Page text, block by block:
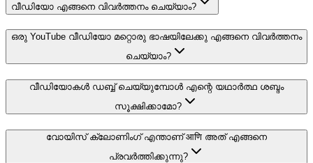
വീഡിയോ എങ്ങനെ വിവർത്തനം ചെയ്യാം?
ഒരു YouTube വീഡിയോ മറ്റൊരു ഭാഷയിലേക്കു എങ്ങനെ വിവർത്തനം
ചെയ്യാം?
വീഡിയോകൾ ഡബ്ബ് ചെയ്യുമ്പോൾ എന്റെ യഥാർത്ഥ ശബ്ദം
സൂക്ഷിക്കാമോ?
വോയിസ് ക്ലോണിംഗ് എന്താണ് आणि അത് എങ്ങനെ
പ്രവർത്തിക്കുന്നു?